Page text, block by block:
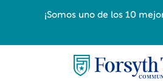
¡Somos uno de los 10